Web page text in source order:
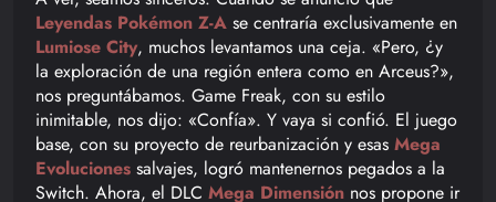
Leyendas Pokémon Z-A se centraría exclusivamente en
Lumiose City, muchos levantamos una ceja. «Pero, ¿y
la exploración de una región entera como en Arceus?»,
nos preguntábamos. Game Freak, con su estilo
inimitable, nos dijo: «Confía». Y vaya si confió. El juego
base, con su proyecto de reurbanización y esas Mega
Evoluciones salvajes, logró mantenernos pegados a la
Switch. Ahora, el DLC Mega Dimensión nos propone ir